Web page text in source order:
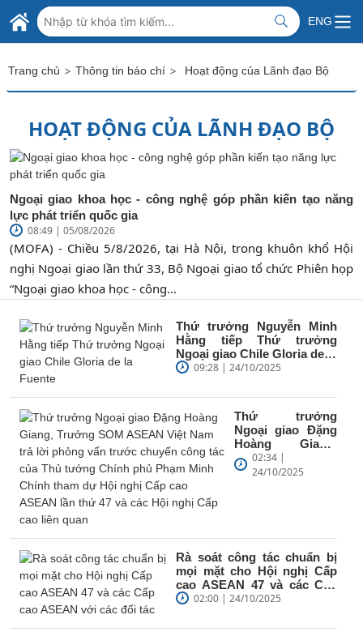
Skip to Main Content
BỘ NGOẠI GIAO VIỆT NAM
MINISTRY OF FOREIGN AFFAIRS
ENG
Trang chủ > Thông tin báo chí > Hoạt động của Lãnh đạo Bộ
HOẠT ĐỘNG CỦA LÃNH ĐẠO BỘ
Ngoại giao khoa học - công nghệ góp phần kiến tạo năng
lực phát triển quốc gia
08:49 | 05/08/2026
(MOFA) - Chiều 5/8/2026, tại Hà Nội, trong khuôn khổ Hội
nghị Ngoại giao lần thứ 33, Bộ Ngoại giao tổ chức Phiên họp
“Ngoại giao khoa học - công...
Thứ trưởng Nguyễn Minh
Hằng tiếp Thứ trưởng
Ngoại giao Chile Gloria de la
Fuente09:28 | 24/10/2025
Thứ trưởng
Ngoại giao Đặng
Hoàng Giang,
Trưởng SOM
ASEAN Việt Nam
02:34 |
24/10/2025
Rà soát công tác chuẩn bị
mọi mặt cho Hội nghị Cấp
cao ASEAN 47 và các Cấp
cao ASEAN với các đối tác
02:00 | 24/10/2025